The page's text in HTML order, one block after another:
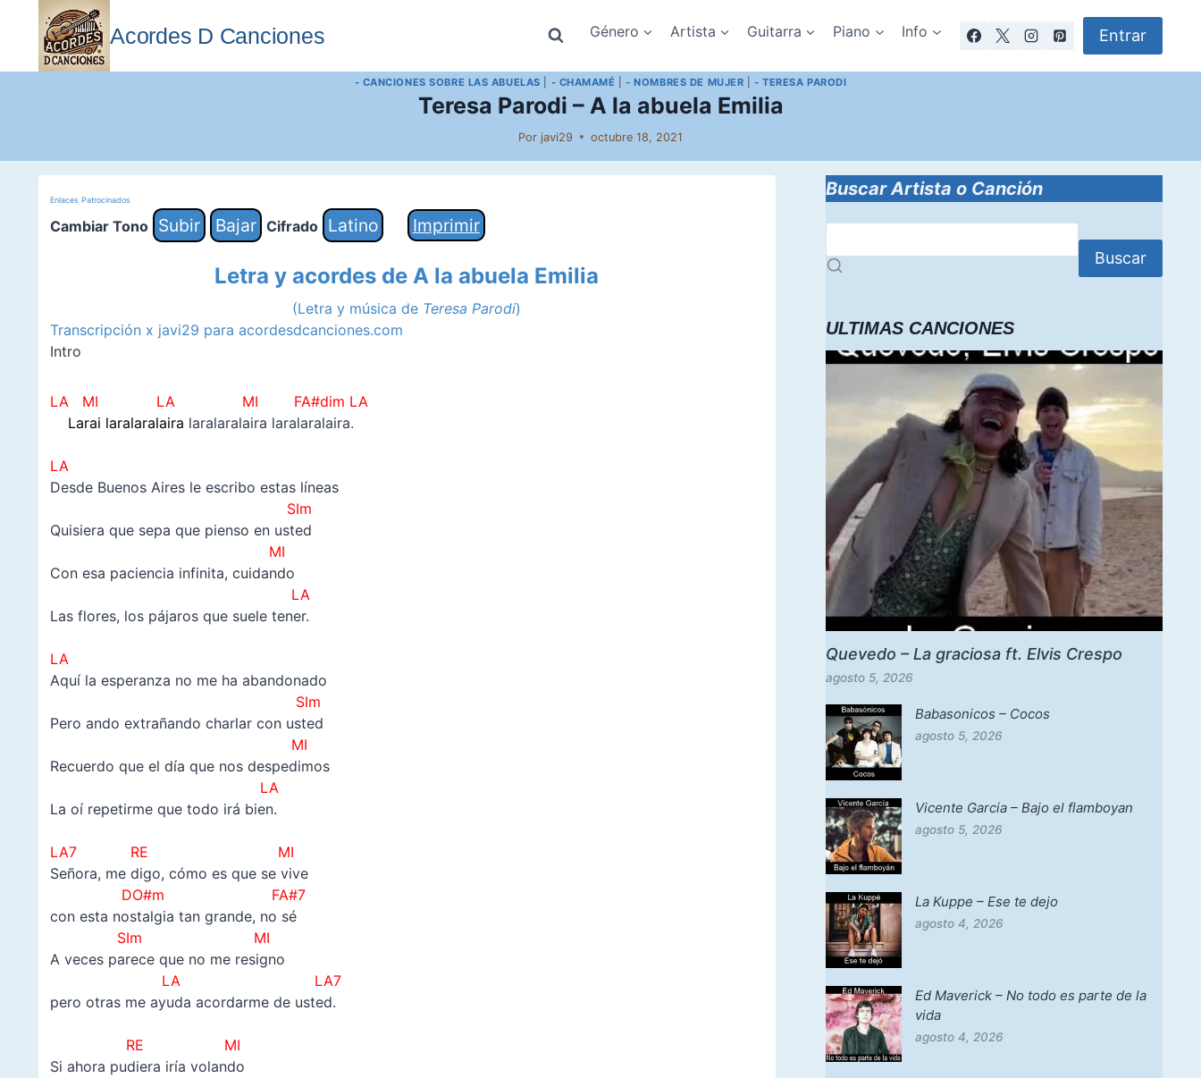
contenido
Acordes D Canciones Género Artista Guitarra Piano Info Entrar
- CANCIONES SOBRE LAS ABUELAS - CHAMAMÉ |- NOMBRES DE MUJER |- TERESA PARODI
Teresa Parodi – A la abuela Emilia
Por javi29 octubre 18, 2021
Enlaces Patrocinados
Cambiar Tono Subir Bajar Cifrado Latino Imprimir
Letra y acordes de A la abuela Emilia
(Letra y música de Teresa Parodi)
Transcripción x javi29 para acordesdcanciones.com
Intro
LA MI LA
MI FA#dim LA
Larai laralaralaira laralaralaira laralaralaira.
LA
Desde Buenos Aires le escribo estas líneas
SIm
Quisiera que sepa que pienso en usted
MI
Con esa paciencia infinita, cuidando
LA
Las flores, los pájaros que suele tener.
LA
Aquí la esperanza no me ha abandonado
SIm
Pero ando extrañando charlar con usted
MI
Recuerdo que el día que nos despedimos
LA
La oí repetirme que todo irá bien.
LA7 RE MI
Señora, me digo, cómo es que se vive
DO#m FA#7
con esta nostalgia tan grande, no sé
SIm
MI
A veces parece que no me resigno
LA LA7
pero otras me ayuda acordarme de usted.
RE MI
Si ahora pudiera iría volando
Buscar Artista o Canción
Buscar
ULTIMAS CANCIONES
Quevedo – La graciosa ft. Elvis Crespo
agosto 5, 2026
Babasonicos – Cocos
agosto 5, 2026
Vicente Garcia – Bajo el flamboyan
agosto 5, 2026
La Kuppe – Ese te dejo
agosto 4, 2026
Ed Maverick – No todo es parte de la
vida
agosto 4, 2026